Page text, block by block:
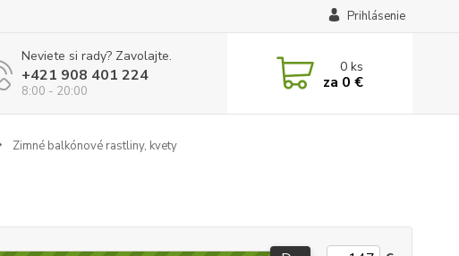
Prihlásenie
Neviete si rady? Zavolajte.
+421 908 401 224
8:00 - 20:00
0ks
za 0 €
Zimné balkónové rastliny, kvety